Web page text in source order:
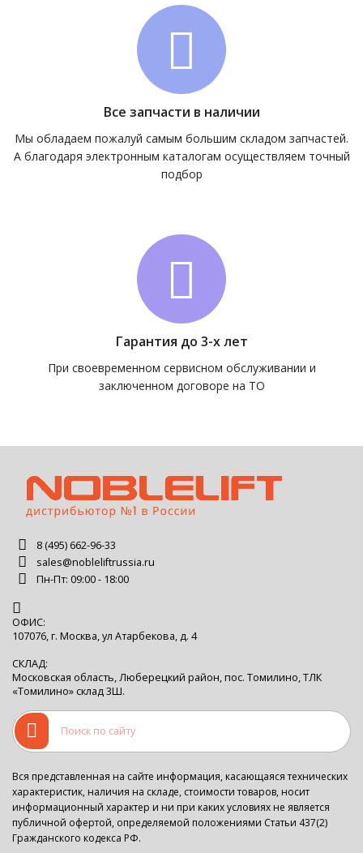
Все запчасти в наличии
Мы обладаем пожалуй самым большим складом запчастей.
А благодаря электронным каталогам осуществляем точный
подбор
Гарантия до 3-х лет
При своевременном сервисном обслуживании и
заключенном договоре на ТО
8 (495) 662-96-33
sales@nobleliftrussia.ru
Пн-Пт: 09:00 - 18:00
ОФИС:
107076, г. Москва, ул Атарбекова, д. 4
СКЛАД:
Московская область, Люберецкий район, пос. Томилино, ТЛК
«Томилино» склад 3Ш.
Вся представленная на сайте информация, касающаяся технических
характеристик, наличия на складе, стоимости товаров, носит
информационный характер и ни при каких условиях не является
публичной офертой, определяемой положениями Статьи 437(2)
Гражданского кодекса РФ.